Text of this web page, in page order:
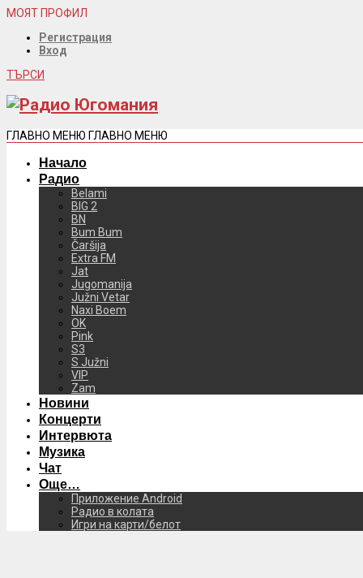
МОЯТ ПРОФИЛ
Регистрация
Вход
ТЪРСИ
ГЛАВНО МЕНЮ ГЛАВНО МЕНЮ
Начало
Радио
Belami
BIG 2
BN
Bum Bum
Čaršija
Extra FM
Jat
Jugomanija
Južni Vetar
Naxi Boem
OK
Pink
S3
S Južni
VIP
Zam
Новини
Концерти
Интервюта
Музика
Чат
Още…
Приложение Android
Радио в колата
Игри на карти/белот